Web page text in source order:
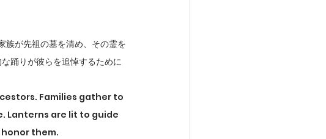
族が先祖の墓を清め、その霊を
踊りが彼らを追悼するために
Families gather to
Lanterns are lit to guide
them.